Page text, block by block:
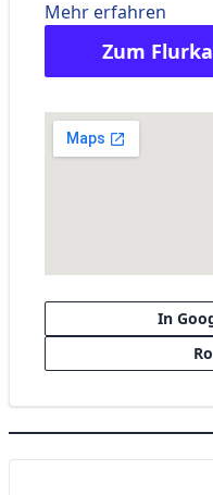
Mehr erfahren
Zum
In